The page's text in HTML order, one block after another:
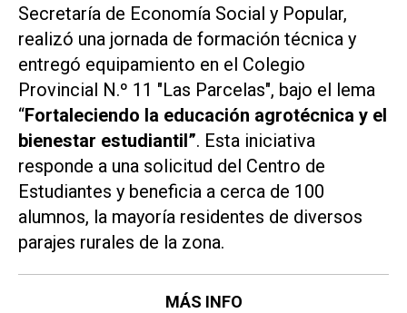
Secretaría de Economía Social y Popular,
realizó una jornada de formación técnica y
entregó equipamiento en el Colegio
Provincial N.º 11 "Las Parcelas", bajo el lema
“Fortaleciendo la educación agrotécnica y el
bienestar estudiantil”. Esta iniciativa
responde a una solicitud del Centro de
Estudiantes y beneficia a cerca de 100
alumnos, la mayoría residentes de diversos
parajes rurales de la zona.
MÁS INFO